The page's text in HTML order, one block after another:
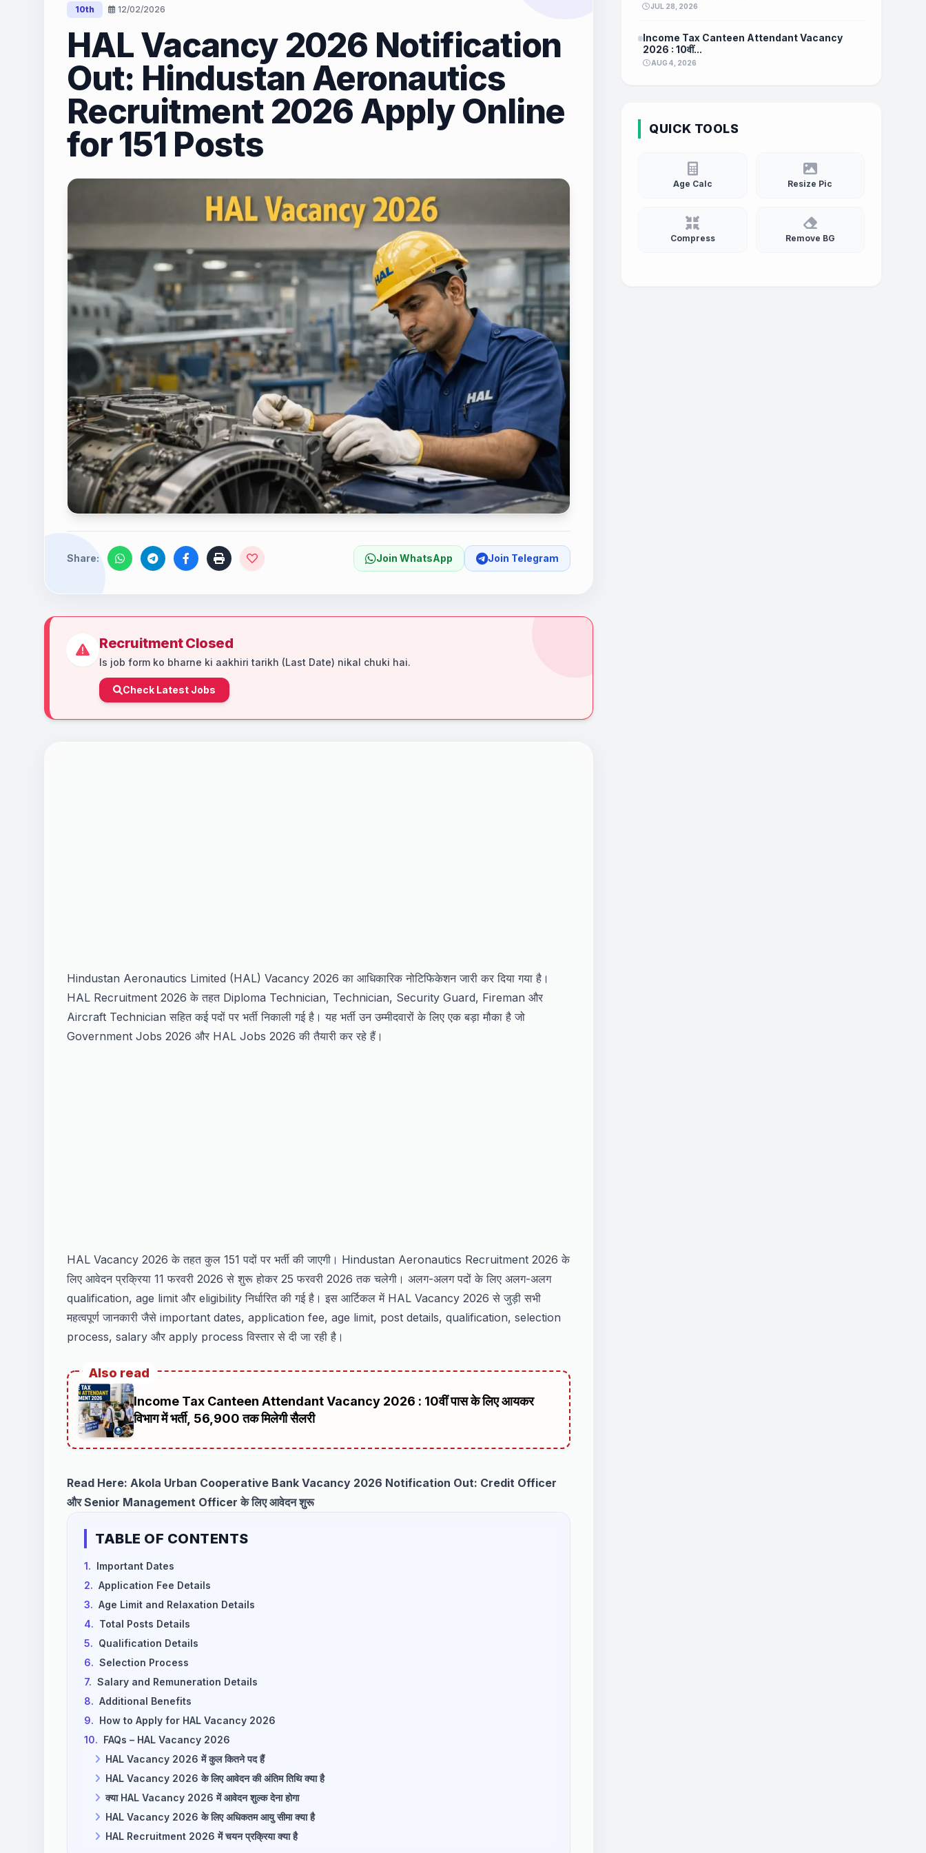
10th 12/02/2026
HAL Vacancy 2026 Notification
Out: Hindustan Aeronautics
Recruitment 2026 Apply Online
for 151 Posts
Share: Join WhatsApp Join Telegram
Recruitment Closed
Is job form ko bharne ki aakhiri tarikh (Last Date) nikal chuki hai.
Check Latest Jobs
Hindustan Aeronautics Limited (HAL) Vacancy 2026 का आधिकारिक नोटिफिकेशन जारी कर दिया गया है।
HAL Recruitment 2026 के तहत Diploma Technician, Technician, Security Guard, Fireman और
Aircraft Technician सहित कई पदों पर भर्ती निकाली गई है। यह भर्ती उन उम्मीदवारों के लिए एक बड़ा मौका है जो
Government Jobs 2026 और HAL Jobs 2026 की तैयारी कर रहे हैं।
HAL Vacancy 2026 के तहत कुल 151 पदों पर भर्ती की जाएगी। Hindustan Aeronautics Recruitment 2026 के
लिए आवेदन प्रक्रिया 11 फरवरी 2026 से शुरू होकर 25 फरवरी 2026 तक चलेगी। अलग-अलग पदों के लिए अलग-अलग
qualification, age limit और eligibility निर्धारित की गई है। इस आर्टिकल में HAL Vacancy 2026 से जुड़ी सभी
महत्वपूर्ण जानकारी जैसे important dates, application fee, age limit, post details, qualification, selection
process, salary और apply process विस्तार से दी जा रही है।
Also read
Income Tax Canteen Attendant Vacancy 2026 : 10वीं पास के लिए आयकर
विभाग में भर्ती, ₹56,900 तक मिलेगी सैलरी
Read Here: Akola Urban Cooperative Bank Vacancy 2026 Notification Out: Credit Officer
और Senior Management Officer के लिए आवेदन शुरू
TABLE OF CONTENTS
1. Important Dates
2. Application Fee Details
3. Age Limit and Relaxation Details
4. Total Posts Details
5. Qualification Details
6. Selection Process
7. Salary and Remuneration Details
8. Additional Benefits
9. How to Apply for HAL Vacancy 2026
10. FAQs – HAL Vacancy 2026
HAL Vacancy 2026 में कुल कितने पद हैं
HAL Vacancy 2026 के लिए आवेदन की अंतिम तिथि क्या है
क्या HAL Vacancy 2026 में आवेदन शुल्क देना होगा
HAL Vacancy 2026 के लिए अधिकतम आयु सीमा क्या है
HAL Recruitment 2026 में चयन प्रक्रिया क्या है
JUL 28, 2026
Income Tax Canteen Attendant Vacancy
2026 : 10वीं...
AUG 4, 2026
QUICK TOOLS
Age Calc Resize Pic
Compress Remove BG